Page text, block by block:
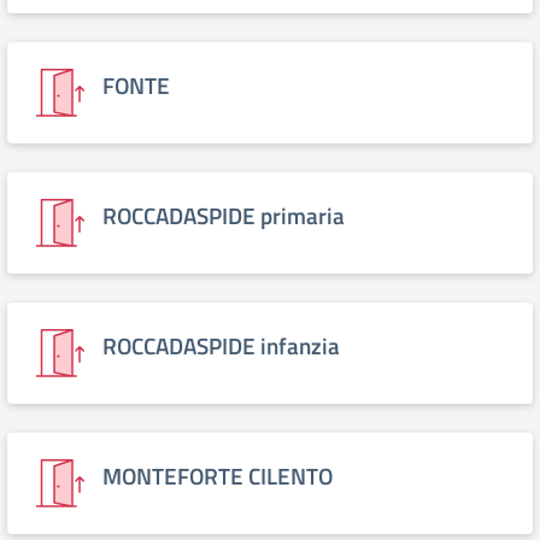
FONTE
ROCCADASPIDE primaria
ROCCADASPIDE infanzia
MONTEFORTE CILENTO